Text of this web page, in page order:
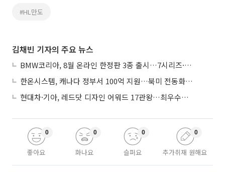
#HL만도
김채빈 기자의 주요 뉴스
BMW코리아, 8월 온라인 한정판 3종 출시…7시리즈·X7·M340i 투어링
한온시스템, 캐나다 정부서 100억 지원…북미 전동화 시장 가속
현대차·기아, 레드닷 디자인 어워드 17관왕…최우수상 2개 수상
좋아요
0
화나요
0
슬퍼요
0
추가취재 원해요
0